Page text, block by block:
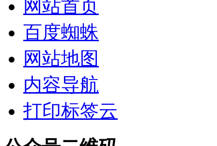
网站首页
百度蜘蛛
网站地图
内容导航
打印标签云